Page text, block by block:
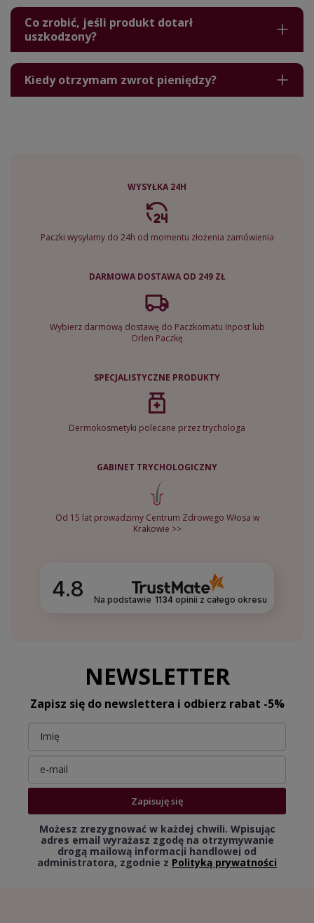
Co zrobić, jeśli produkt dotarł
uszkodzony?
Kiedy otrzymam zwrot pieniędzy?
WYSYŁKA 24H
Paczki wysyłamy do 24h od momentu złożenia zamówienia
DARMOWA DOSTAWA OD 249 ZŁ
Wybierz darmową dostawę do Paczkomatu Inpost lub
Orlen Paczkę
SPECJALISTYCZNE PRODUKTY
Dermokosmetyki polecane przez trychologa
GABINET TRYCHOLOGICZNY
Od 15 lat prowadzimy Centrum Zdrowego Włosa w
Krakowie >>
4.8 Na podstawie 1134opinii z całego okresu
NEWSLETTER
Zapisz się do newslettera i odbierz rabat -5%
Zapisuję się
Możesz zrezygnować w każdej chwili. Wpisując
adres email wyrażasz zgodę na otrzymywanie
drogą mailową informacji handlowej od
administratora, zgodnie z Polityką prywatności